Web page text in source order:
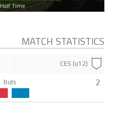
Half Time: -
MATCH STATISTICS
CES (u12)
2
Buts